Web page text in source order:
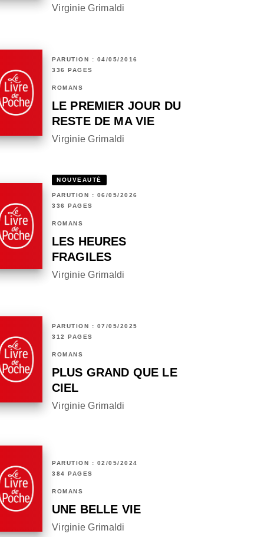
Virginie Grimaldi
PARUTION : 04/05/2016
336 PAGES
ROMANS
LE PREMIER JOUR DU
RESTE DE MA VIE
Virginie Grimaldi
NOUVEAUTÉ
PARUTION : 06/05/2026
336 PAGES
ROMANS
LES HEURES
FRAGILES
Virginie Grimaldi
PARUTION : 07/05/2025
312 PAGES
ROMANS
PLUS GRAND QUE LE
CIEL
Virginie Grimaldi
PARUTION : 02/05/2024
384 PAGES
ROMANS
UNE BELLE VIE
Virginie Grimaldi